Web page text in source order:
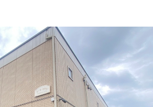
お気に入り
最近見た物件